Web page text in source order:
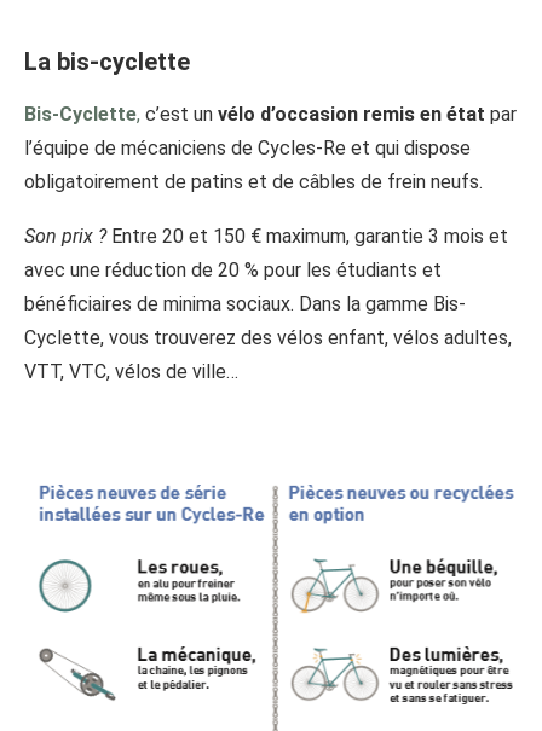
La bis-cyclette
Bis-Cyclette, c’est un vélo d’occasion remis en état par
l’équipe de mécaniciens de Cycles-Re et qui dispose
obligatoirement de patins et de câbles de frein neufs.
Son prix ?Entre 20 et 150 € maximum, garantie 3 mois et
avec une réduction de 20 % pour les étudiants et
bénéficiaires de minima sociaux. Dans la gamme Bis-
Cyclette, vous trouverez des vélos enfant, vélos adultes,
VTT, VTC, vélos de ville…